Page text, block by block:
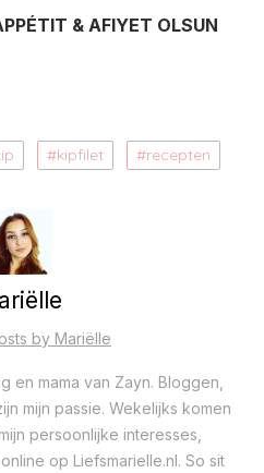
& AFIYET OLSUN
kipfilet recepten
by Mariëlle
en mama van Zayn. Bloggen,
mijn passie. Wekelijks komen
persoonlijke interesses,
op Liefsmarielle.nl. So sit